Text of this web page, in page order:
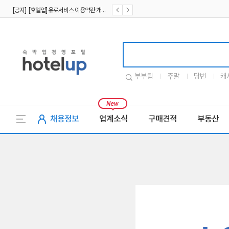
부부팀 주말 당번 캐
채용정보 업계소식 구매견적 부동산